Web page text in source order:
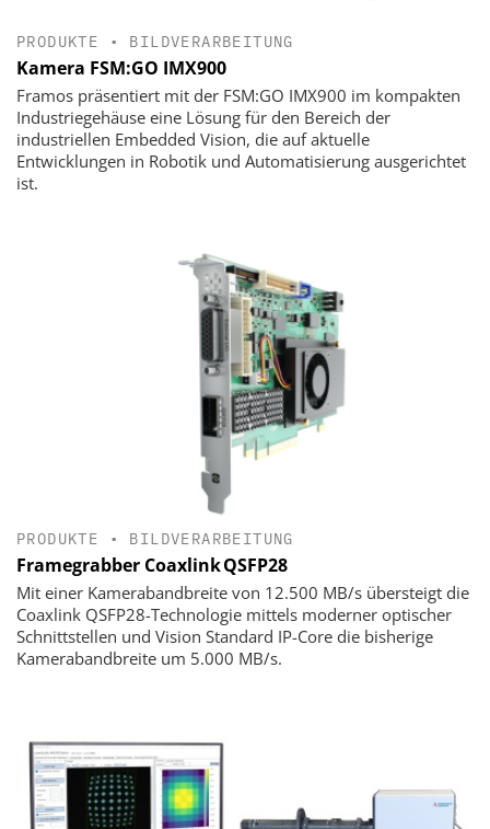
PRODUKTE • BILDVERARBEITUNG
Kamera FSM:GO IMX900
Framos präsentiert mit der FSM:GO IMX900 im kompakten
Industriegehäuse eine Lösung für den Bereich der
industriellen Embedded Vision, die auf aktuelle
Entwicklungen in Robotik und Automatisierung ausgerichtet
ist.
PRODUKTE • BILDVERARBEITUNG
Framegrabber Coaxlink QSFP28
Mit einer Kamerabandbreite von 12.500 MB/s übersteigt die
Coaxlink QSFP28-Technologie mittels moderner optischer
Schnittstellen und Vision Standard IP-Core die bisherige
Kamerabandbreite um 5.000 MB/s.